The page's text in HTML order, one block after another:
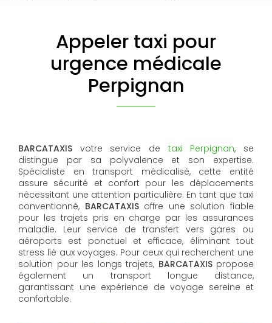
Appeler taxi pour
urgence médicale
Perpignan
BARCATAXIS votre service de taxi Perpignan, se
distingue par sa polyvalence et son expertise.
Spécialiste en transport médicalisé, cette entité
assure sécurité et confort pour les déplacements
nécessitant une attention particulière. En tant que taxi
conventionné, BARCATAXISoffre une solution fiable
pour les trajets pris en charge par les assurances
maladie. Leur service de transfert vers gares ou
aéroports est ponctuel et efficace, éliminant tout
stress lié aux voyages. Pour ceux qui recherchent une
solution pour les longs trajets, BARCATAXISpropose
également un transport longue distance,
garantissant une expérience de voyage sereine et
confortable.